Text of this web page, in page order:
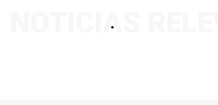
.
NOTICIAS